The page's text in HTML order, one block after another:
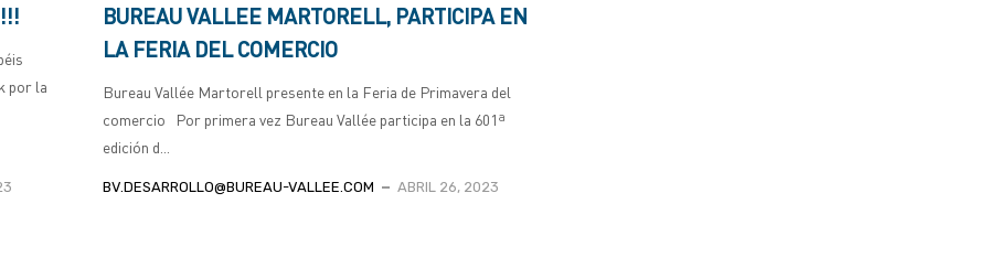
por la
BUREAU VALLEE MARTORELL, PARTICIPA EN
LA FERIA DEL COMERCIO
Bureau Vallée Martorell presente en la Feria de Primavera del
comercio Por primera vez Bureau Vallée participa en la 601ª
edición d...
BV.DESARROLLO@BUREAU-VALLEE.COM ABRIL 26, 2023